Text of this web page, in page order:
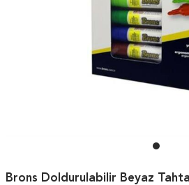
Brons Doldurulabilir Beyaz